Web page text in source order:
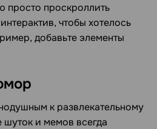
просто проскроллить
чтобы хотелось
добавьте элементы
к развлекательному
и мемов всегда